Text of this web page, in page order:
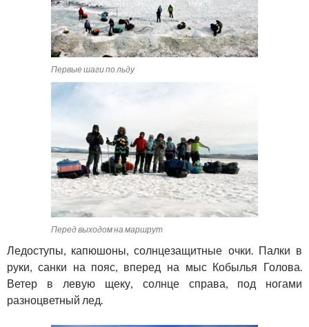
Первые шаги по льду
Перед выходом на маршрут
Ледоступы, капюшоны, солнцезащитные очки. Палки в
руки, санки на пояс, вперед на мыс Кобылья Голова.
Ветер в левую щеку, солнце справа, под ногами
разноцветный лед.